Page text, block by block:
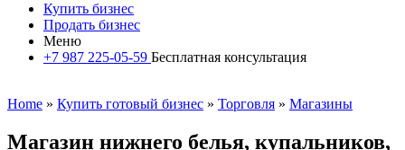
Купить бизнес
Продать бизнес
Меню
+7 987 225-05-59 Бесплатная консультация
Home » Купить готовый бизнес » Торговля » Магазины
Магазин нижнего белья, купальников,